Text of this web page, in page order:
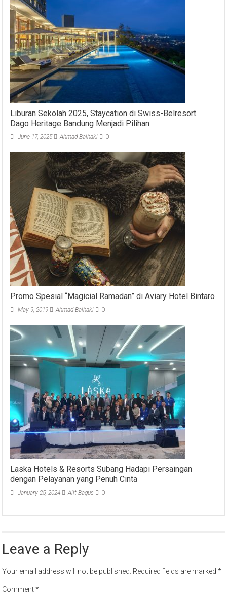
Liburan Sekolah 2025, Staycation di Swiss-Belresort
Dago Heritage Bandung Menjadi Pilihan
June 17, 2025 Ahmad Baihaki 0
Promo Spesial “Magicial Ramadan” di Aviary Hotel Bintaro
May 9, 2019 Ahmad Baihaki 0
Laska Hotels & Resorts Subang Hadapi Persaingan
dengan Pelayanan yang Penuh Cinta
January 25, 2024 Alit Bagus 0
Leave a Reply
Your email address will not be published. Required fields are marked*
Comment*